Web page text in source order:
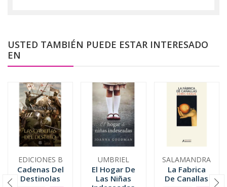
USTED TAMBIÉN PUEDE ESTAR INTERESADO
EN
EDICIONES B
Cadenas Del
Destinolas
UMBRIEL
El Hogar De
Las Niñas
SALAMANDRA
La Fabrica
De Canallas